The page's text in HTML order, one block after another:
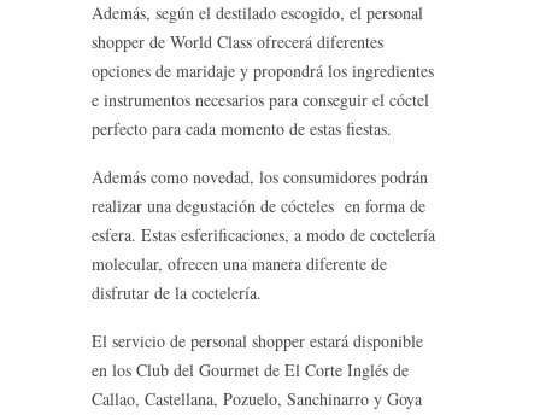
Además, según el destilado escogido, el personal
shopper de World Class ofrecerá diferentes
opciones de maridaje y propondrá los ingredientes
e instrumentos necesarios para conseguir el cóctel
perfecto para cada momento de estas fiestas.
Además como novedad, los consumidores podrán
realizar una degustación de cócteles en forma de
esfera. Estas esferificaciones, a modo de coctelería
molecular, ofrecen una manera diferente de
disfrutar de la coctelería.
El servicio de personal shopper estará disponible
en los Club del Gourmet de El Corte Inglés de
Callao, Castellana, Pozuelo, Sanchinarro y Goya